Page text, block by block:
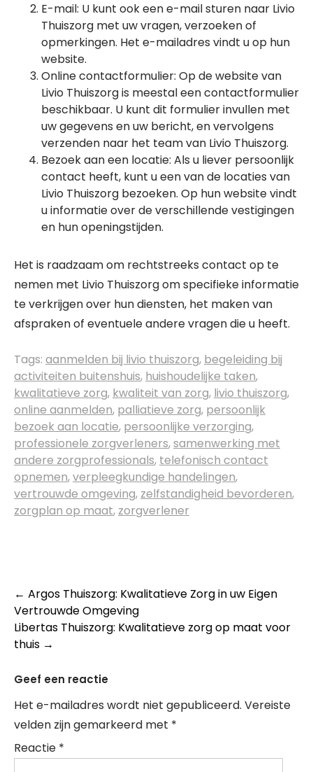
E-mail: U kunt ook een e-mail sturen naar Livio
Thuiszorg met uw vragen, verzoeken of
opmerkingen. Het e-mailadres vindt u op hun
website.
Online contactformulier: Op de website van
Livio Thuiszorg is meestal een contactformulier
beschikbaar. U kunt dit formulier invullen met
uw gegevens en uw bericht, en vervolgens
verzenden naar het team van Livio Thuiszorg.
Bezoek aan een locatie: Als u liever persoonlijk
contact heeft, kunt u een van de locaties van
Livio Thuiszorg bezoeken. Op hun website vindt
u informatie over de verschillende vestigingen
en hun openingstijden.
Het is raadzaam om rechtstreeks contact op te
nemen met Livio Thuiszorg om specifieke informatie
te verkrijgen over hun diensten, het maken van
afspraken of eventuele andere vragen die u heeft.
Tags: aanmelden bij livio thuiszorg, begeleiding bij
activiteiten buitenshuis, huishoudelijke taken,
kwalitatieve zorg, kwaliteit van zorg, livio thuiszorg,
online aanmelden, palliatieve zorg, persoonlijk
bezoek aan locatie, persoonlijke verzorging,
professionele zorgverleners,samenwerking met
andere zorgprofessionals, telefonisch contact
opnemen,verpleegkundige handelingen,
vertrouwde omgeving, zelfstandigheid bevorderen,
zorgplan op maat, zorgverlener
Post
navigation
← Argos Thuiszorg: Kwalitatieve Zorg in uw Eigen
Vertrouwde Omgeving
Libertas Thuiszorg: Kwalitatieve zorg op maat voor
thuis →
Geef een reactie
Het e-mailadres wordt niet gepubliceerd. Vereiste
velden zijn gemarkeerd met *
Reactie *